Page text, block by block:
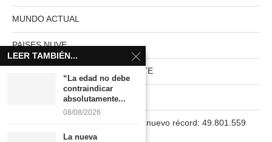
MUNDO ACTUAL
PAISES NUVE
HABITAT RURAL AUTOSUFICIENTE
La población en España marca un nuevo récord: 49.801.559
LEER TAMBIÉN...
“La edad no debe
contraindicar
absolutamente...
08/08/2026
La nueva